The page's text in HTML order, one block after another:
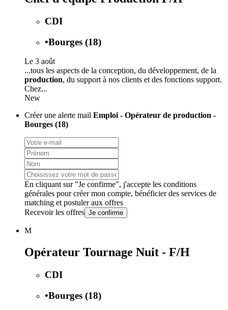
CDI
•Bourges (18)
Le 3 août
...tous les aspects de la conception, du développement, de la
production, du support à nos clients et des fonctions support.
Chez...
New
Créer une alerte mail Emploi - Opérateur de production -
Bourges (18)
En cliquant sur "Je confirme", j'accepte les conditions
générales pour créer mon compte, bénéficier des services de
matching et postuler aux offres
Recevoir les offres Je confirme
M
Opérateur Tournage Nuit - F/H
CDI
•Bourges (18)